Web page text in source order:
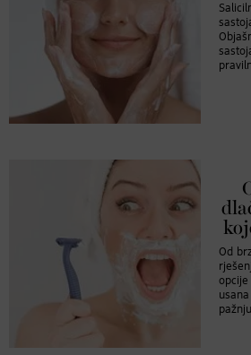
Od
opcije
pažnju.